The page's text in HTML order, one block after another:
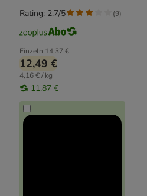
Einzeln 14,37 €
12,49 €
4,16 € / kg
11,87 €
Rating: 2.7/5 (9)